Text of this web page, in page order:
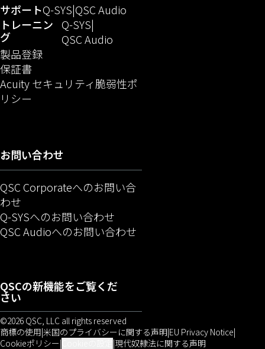
サポートQ-SYS（新しいウィンドウで開きます）
QSC Audio
トレーニン
グ
Q-SYS（新しいウィンドウで開きます）
QSC Audio（新しいウィンドウで開きます
製品登録（新しいウィンドウで開きます）
保証書
Acuity セキュリティ脆弱性ポ
リシー
お問い合わせ
QSC Corporateへのお問い合
わせ
Q-SYSへのお問い合わせ
QSC Audioへのお問い合わせ
QSCの新機能をご覧くだ
さい
©2026 QSC, LLC all rights reserved
商標の使用 米国のプライバシーに関する声明 EU Privacy Notice
Cookieポリシー
現代奴隷法に関する声明